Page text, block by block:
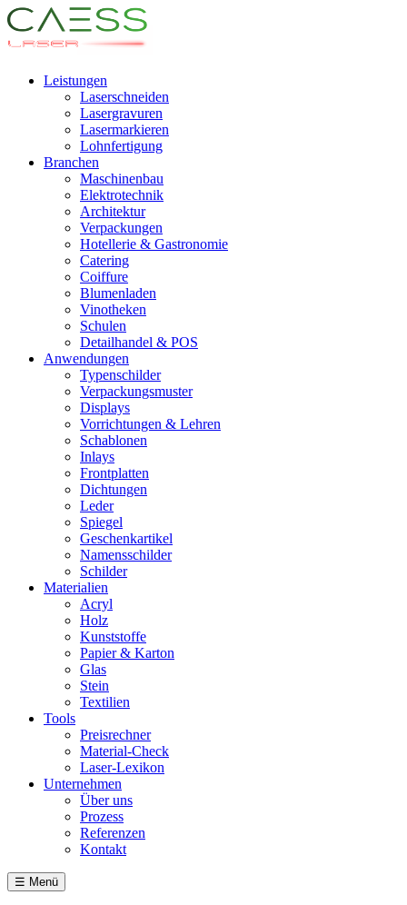
Leistungen
Laserschneiden
Lasergravuren
Lasermarkieren
Lohnfertigung
Branchen
Maschinenbau
Elektrotechnik
Architektur
Verpackungen
Hotellerie & Gastronomie
Catering
Coiffure
Blumenladen
Vinotheken
Schulen
Detailhandel & POS
Anwendungen
Typenschilder
Verpackungsmuster
Displays
Vorrichtungen & Lehren
Schablonen
Inlays
Frontplatten
Dichtungen
Leder
Spiegel
Geschenkartikel
Namensschilder
Schilder
Materialien
Acryl
Holz
Kunststoffe
Papier & Karton
Glas
Stein
Textilien
Tools
Preisrechner
Material-Check
Laser-Lexikon
Unternehmen
Über uns
Prozess
Referenzen
Kontakt
☰ Menü